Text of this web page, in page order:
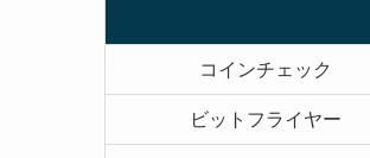
コインチェック
ビットフライヤー